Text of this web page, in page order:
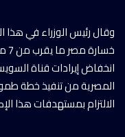
وقال رئيس الوزراء في هذا
انخفاض إيرادات قناة
المصرية من تنفيذ خطة
الالتزام بمستهدفات هذا